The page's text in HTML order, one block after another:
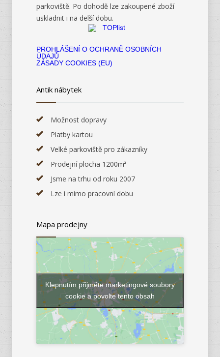
parkoviště. Po dohodě lze zakoupené zboží
uskladnit i na delší dobu.
PROHLÁŠENÍ O OCHRANĚ OSOBNÍCH
ÚDAJŮ
ZÁSADY COOKIES (EU)
Antik nábytek
Možnost dopravy
Platby kartou
Velké parkoviště pro zákazníky
Prodejní plocha 1200m²
Jsme na trhu od roku 2007
Lze i mimo pracovní dobu
Mapa prodejny
Klepnutím přijměte marketingové soubory
cookie a povolte tento obsah